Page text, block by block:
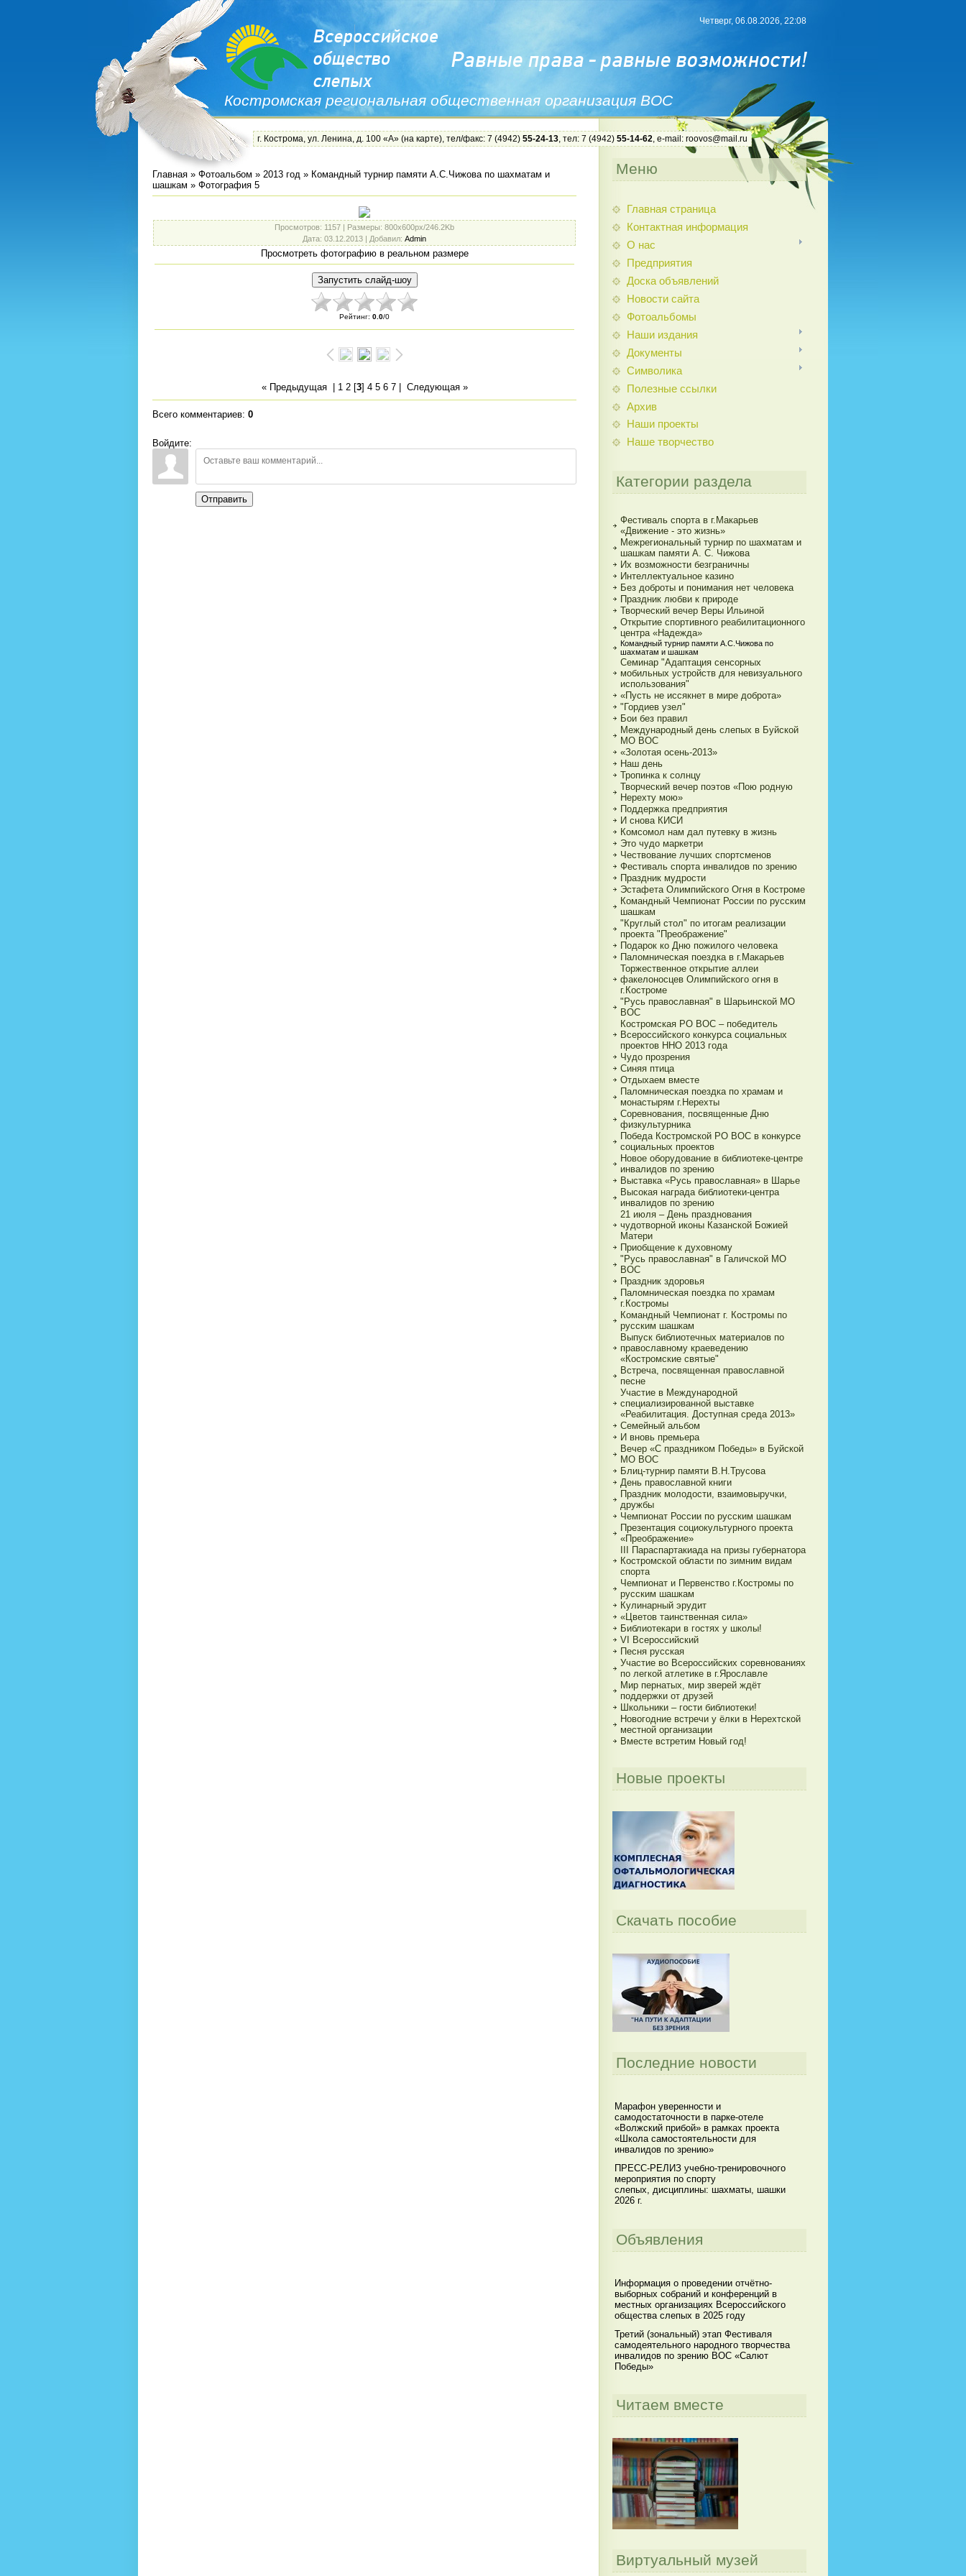
Костромская региональная общественная организация ВОС
Четверг, 06.08.2026, 22:08
г. Кострома, ул. Ленина, д. 100 «А» (на карте), тел/факс: 7 (4942) 55-24-13, тел: 7 (4942) 55-14-62, e-mail: roovos@mail.ru
Главная » Фотоальбом » 2013 год » Командный турнир памяти А.С.Чижова по шахматам и
шашкам » Фотография 5
Просмотров: 1157 | Размеры: 800x600px/246.2Kb
Дата: 03.12.2013 | Добавил: Admin
Просмотреть фотографию в реальном размере
Рейтинг: 0.0/0
« Предыдущая| 1 2[3] 4 5 6 7| Следующая »
Всего комментариев: 0
Войдите:
Отправить
Меню
Главная страница
Контактная информация
О нас
Предприятия
Доска объявлений
Новости сайта
Фотоальбомы
Наши издания
Документы
Символика
Полезные ссылки
Архив
Наши проекты
Наше творчество
Категории раздела
Фестиваль спорта в г.Макарьев
«Движение - это жизнь»
Межрегиональный турнир по шахматам и
шашкам памяти А. С. Чижова
Их возможности безграничны
Интеллектуальное казино
Без доброты и понимания нет человека
Праздник любви к природе
Творческий вечер Веры Ильиной
Открытие спортивного реабилитационного
центра «Надежда»
Командный турнир памяти А.С.Чижова по
шахматам и шашкам
Семинар "Адаптация сенсорных
мобильных устройств для невизуального
использования"
«Пусть не иссякнет в мире доброта»
"Гордиев узел"
Бои без правил
Международный день слепых в Буйской
МО ВОС
«Золотая осень-2013»
Наш день
Тропинка к солнцу
Творческий вечер поэтов «Пою родную
Нерехту мою»
Поддержка предприятия
И снова КИСИ
Комсомол нам дал путевку в жизнь
Это чудо маркетри
Чествование лучших спортсменов
Фестиваль спорта инвалидов по зрению
Праздник мудрости
Эстафета Олимпийского Огня в Костроме
Командный Чемпионат России по русским
шашкам
"Круглый стол" по итогам реализации
проекта "Преображение"
Подарок ко Дню пожилого человека
Паломническая поездка в г.Макарьев
Торжественное открытие аллеи
факелоносцев Олимпийского огня в
г.Костроме
"Русь православная" в Шарьинской МО
ВОС
Костромская РО ВОС – победитель
Всероссийского конкурса социальных
проектов ННО 2013 года
Чудо прозрения
Синяя птица
Отдыхаем вместе
Паломническая поездка по храмам и
монастырям г.Нерехты
Соревнования, посвященные Дню
физкультурника
Победа Костромской РО ВОС в конкурсе
социальных проектов
Новое оборудование в библиотеке-центре
инвалидов по зрению
Выставка «Русь православная» в Шарье
Высокая награда библиотеки-центра
инвалидов по зрению
21 июля – День празднования
чудотворной иконы Казанской Божией
Матери
Приобщение к духовному
"Русь православная" в Галичской МО
ВОС
Праздник здоровья
Паломническая поездка по храмам
г.Костромы
Командный Чемпионат г. Костромы по
русским шашкам
Выпуск библиотечных материалов по
православному краеведению
«Костромские святые"
Встреча, посвященная православной
песне
Участие в Международной
специализированной выставке
«Реабилитация. Доступная среда 2013»
Семейный альбом
И вновь премьера
Вечер «С праздником Победы» в Буйской
МО ВОС
Блиц-турнир памяти В.Н.Трусова
День православной книги
Праздник молодости, взаимовыручки,
дружбы
Чемпионат России по русским шашкам
Презентация социокультурного проекта
«Преображение»
III Параспартакиада на призы губернатора
Костромской области по зимним видам
спорта
Чемпионат и Первенство г.Костромы по
русским шашкам
Кулинарный эрудит
«Цветов таинственная сила»
Библиотекари в гостях у школы!
VI Всероссийский
Песня русская
Участие во Всероссийских соревнованиях
по легкой атлетике в г.Ярославле
Мир пернатых, мир зверей ждёт
поддержки от друзей
Школьники – гости библиотеки!
Новогодние встречи у ёлки в Нерехтской
местной организации
Вместе встретим Новый год!
Новые проекты
Скачать пособие
Последние новости
Марафон уверенности и
самодостаточности в парке-отеле
«Волжский прибой» в рамках проекта
«Школа самостоятельности для
инвалидов по зрению»
ПРЕСС-РЕЛИЗ учебно-тренировочного
мероприятия по спорту
слепых, дисциплины: шахматы, шашки
2026 г.
Объявления
Информация о проведении отчётно-
выборных собраний и конференций в
местных организациях Всероссийского
общества слепых в 2025 году
Третий (зональный) этап Фестиваля
самодеятельного народного творчества
инвалидов по зрению ВОС «Салют
Победы»
Читаем вместе
Виртуальный музей